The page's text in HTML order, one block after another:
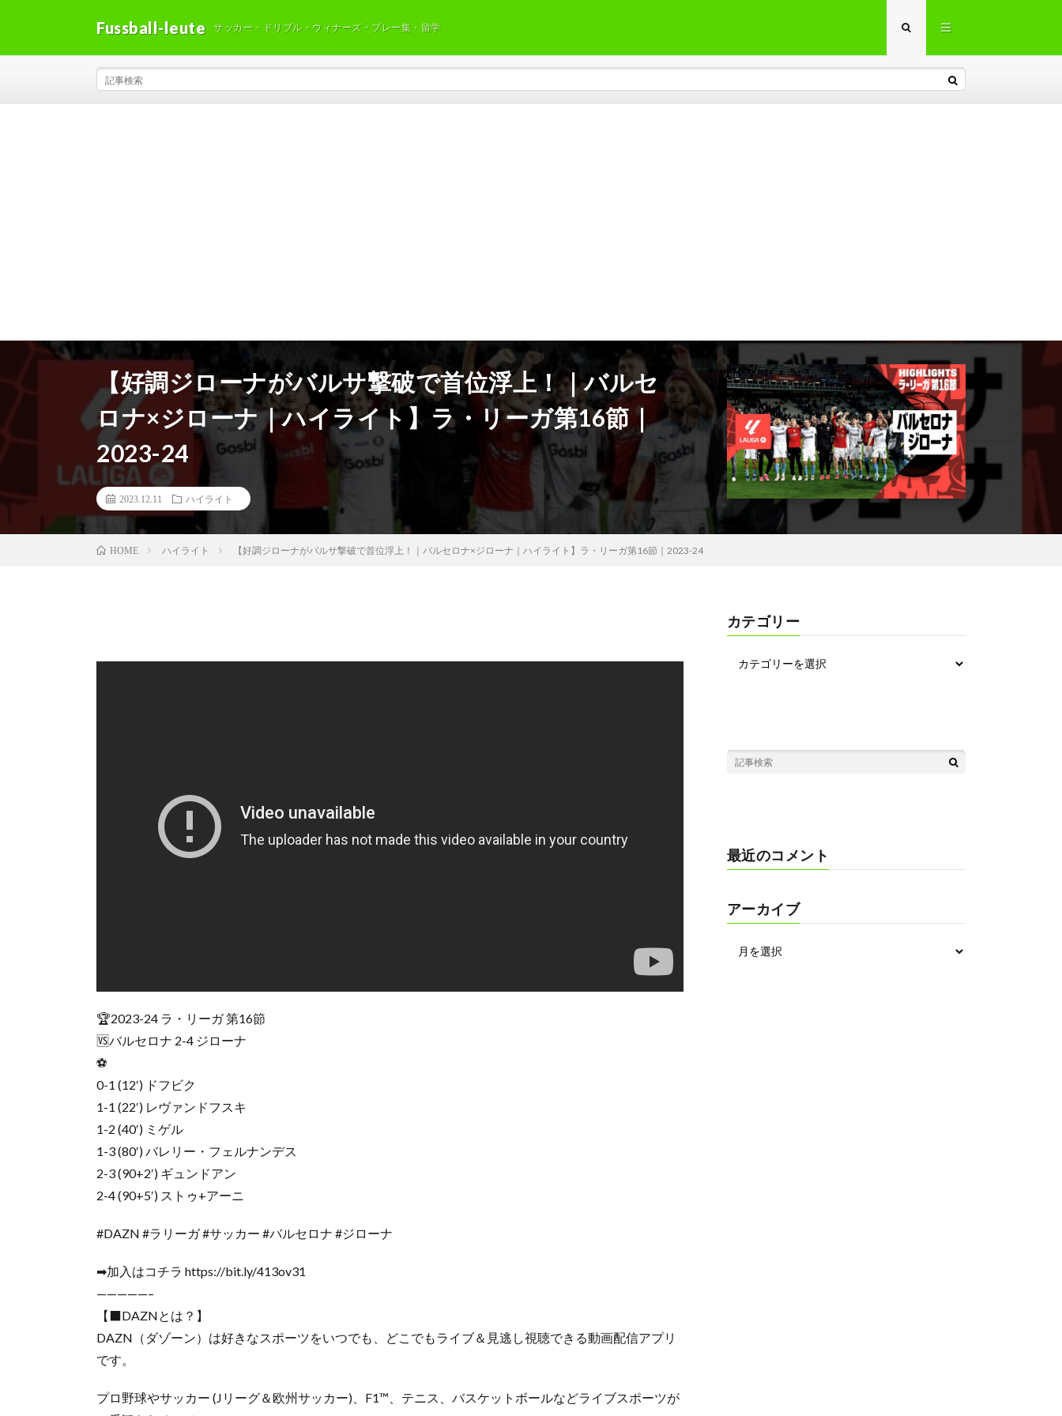
Fussball-leute サッカー・ドリブル・ウィナーズ・プレー集・留学
【好調ジローナがバルサ撃破で首位浮上！｜バルセ
ロナ×ジローナ｜ハイライト】ラ・リーガ第16節｜
2023-24
2023.12.11 ハイライト
HOME ハイライト 【好調ジローナがバルサ撃破で首位浮上！｜バルセロナ×ジローナ｜ハイライト】ラ・リーガ第16節｜2023-24
🏆2023-24 ラ・リーガ 第16節
🆚バルセロナ 2-4 ジローナ
⚽️
0-1 (12′) ドフビク
1-1 (22′) レヴァンドフスキ
1-2 (40′) ミゲル
1-3 (80′) バレリー・フェルナンデス
2-3 (90+2′) ギュンドアン
2-4 (90+5′) ストゥ+アーニ
#DAZN #ラリーガ #サッカー #バルセロナ #ジローナ
➡加入はコチラ https://bit.ly/413ov31
—————–
【⬛DAZNとは？】
DAZN（ダゾーン）は好きなスポーツをいつでも、どこでもライブ＆見逃し視聴できる動画配信アプリ
です。
プロ野球やサッカー (Jリーグ＆欧州サッカー)、F1™️、テニス、バスケットボールなどライブスポーツが
カテゴリー
最近のコメント
アーカイブ